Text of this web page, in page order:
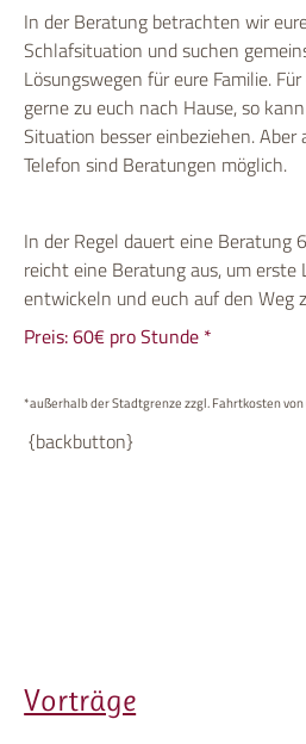
In der Beratung betrachten wir
Schlafsituation und suchen
Lösungswegen für eure Familie.
gerne zu euch nach Hause, so
Situation besser einbeziehen. Aber
Telefon sind Beratungen möglich.
In der Regel dauert eine
reicht eine Beratung aus, um erste
entwickeln und euch auf den Weg
Preis: 60€ pro Stunde *
*außerhalb der Stadtgrenze zzgl. Fahrtkosten von
{backbutton}
Vorträge